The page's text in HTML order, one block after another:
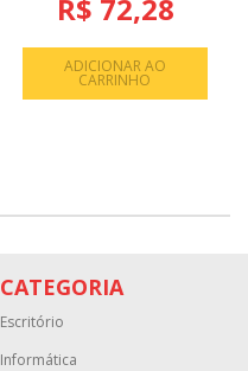
R$ 72,28
ADICIONAR AO
CARRINHO
CATEGORIA
Escritório
Informática